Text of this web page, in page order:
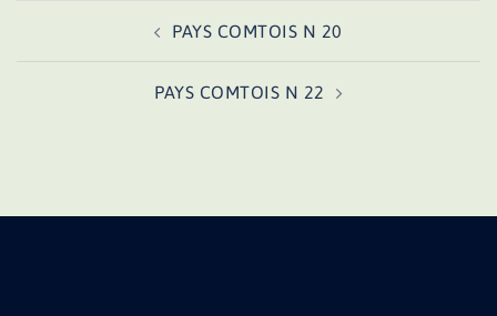
PAYS COMTOIS N 20
PAYS COMTOIS N 22